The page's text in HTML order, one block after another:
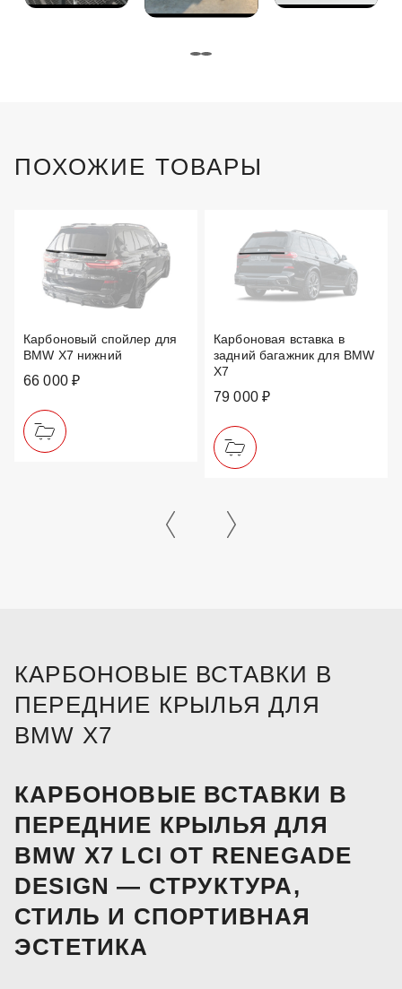
ПОХОЖИЕ ТОВАРЫ
Карбоновый спойлер для
BMW X7 нижний
66 000 ₽
Карбоновая вставка в
задний багажник для BMW
X7
79 000 ₽
КАРБОНОВЫЕ ВСТАВКИ В
ПЕРЕДНИЕ КРЫЛЬЯ ДЛЯ
BMW X7
КАРБОНОВЫЕ ВСТАВКИ В
ПЕРЕДНИЕ КРЫЛЬЯ ДЛЯ
BMW X7 LCI ОТ RENEGADE
DESIGN — СТРУКТУРА,
СТИЛЬ И СПОРТИВНАЯ
ЭСТЕТИКА